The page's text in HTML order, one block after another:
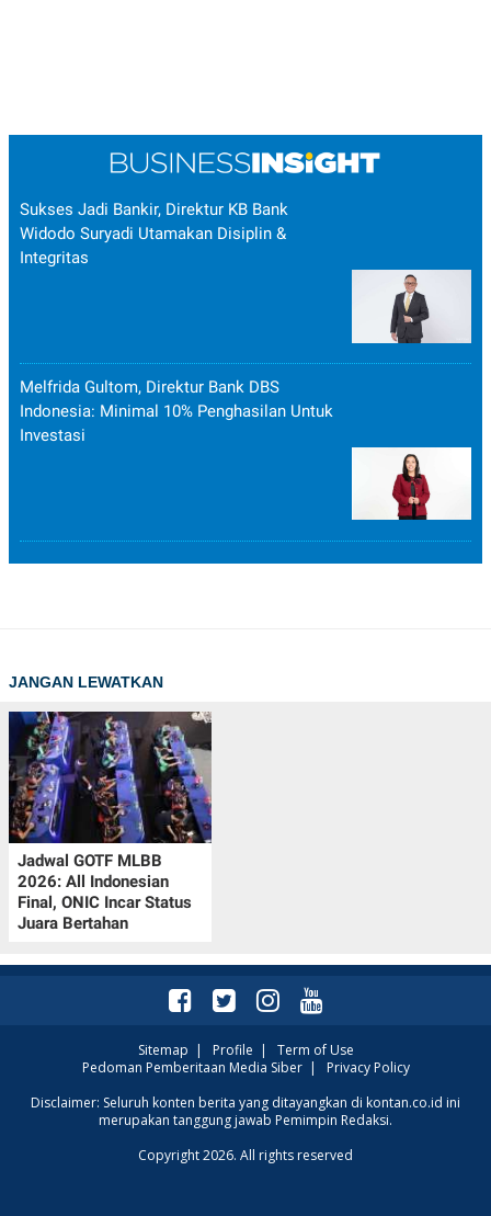
Sukses Jadi Bankir, Direktur KB Bank
Widodo Suryadi Utamakan Disiplin &
Integritas
Melfrida Gultom, Direktur Bank DBS
Indonesia: Minimal 10% Penghasilan Untuk
Investasi
JANGAN LEWATKAN
Jadwal GOTF MLBB
2026: All Indonesian
Final, ONIC Incar Status
Juara Bertahan
Sitemap Profile
Term of Use
Pedoman Pemberitaan Media Siber| Privacy Policy
Disclaimer: Seluruh konten berita yang ditayangkan di kontan.co.id ini
merupakan tanggung jawab Pemimpin Redaksi.
Copyright 2026. All rights reserved